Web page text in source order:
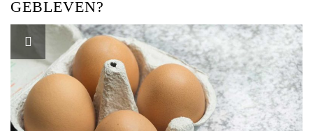
GEBLEVEN?